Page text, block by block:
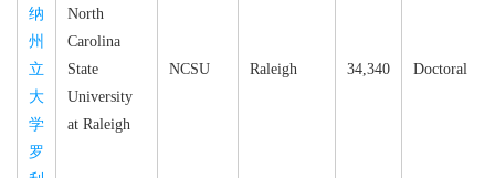
纳
州
立
大
学
罗
North
Carolina
State
University
at Raleigh
NCSU Raleigh 34,340 Doctoral